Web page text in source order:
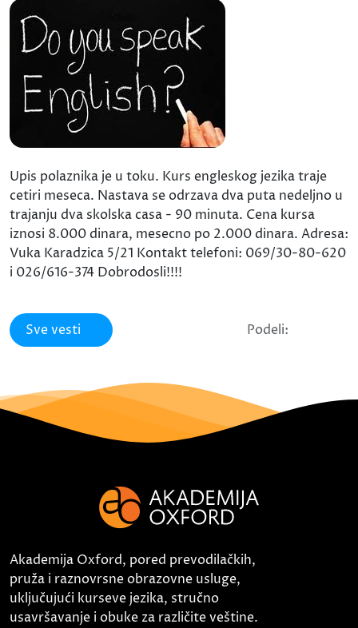
Upis polaznika je u toku. Kurs engleskog jezika traje
cetiri meseca. Nastava se odrzava dva puta nedeljno u
trajanju dva skolska casa - 90 minuta. Cena kursa
iznosi 8.000 dinara, mesecno po 2.000 dinara. Adresa:
Vuka Karadzica 5/21 Kontakt telefoni: 069/30-80-620
i 026/616-374 Dobrodosli!!!!
Sve vesti Podeli:
Akademija Oxford, pored prevodilačkih,
pruža i raznovrsne obrazovne usluge,
uključujući kurseve jezika, stručno
usavršavanje i obuke za različite veštine.